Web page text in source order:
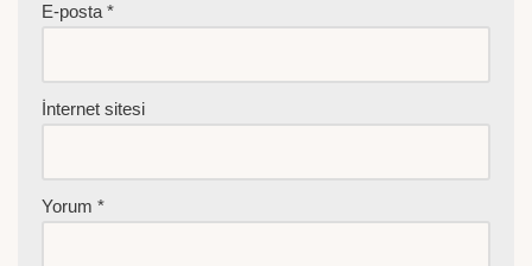
E-posta *
İnternet sitesi
Yorum *